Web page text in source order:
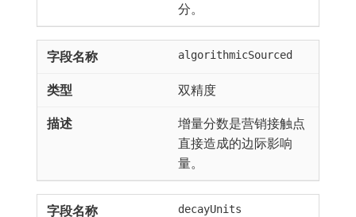
分。
algorithmicSourced
双精度
增量分数是营销接触点
直接造成的边际影响
量。
decayUnits